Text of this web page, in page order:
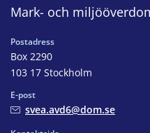
Mark- och
Postadress
Box 2290
103 17 Stockholm
E-post
svea.avd6@dom.se